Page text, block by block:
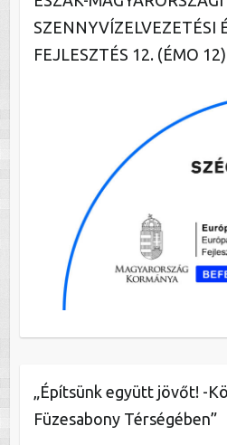
SZENNYVÍZELVEZETÉSI
FEJLESZTÉS 12. (ÉMO 12)
„Építsünk együtt jövőt! -
Füzesabony Térségében”